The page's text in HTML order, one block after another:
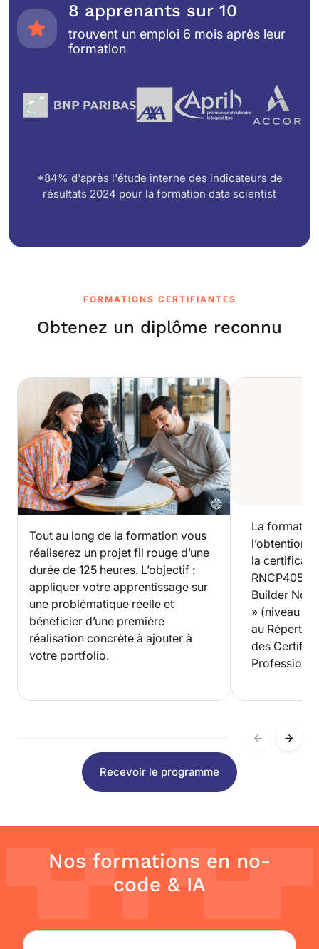
8 apprenants sur 10
trouvent un emploi 6 mois après leur
formation
*84% d'après l'étude interne des indicateurs de
résultats 2024 pour la formation data scientist
FORMATIONS CERTIFIANTES
Obtenez un diplôme reconnu
Tout au long de la formation vous
réaliserez un projet fil rouge d’une
durée de 125 heures. L’objectif :
appliquer votre apprentissage sur
une problématique réelle et
bénéficier d’une première
réalisation concrète à ajouter à
votre portfolio.
La
l’obtention
la
Builder
» (niveau 6)
au
des
Recevoir le programme
Nos formations en no-
code & IA